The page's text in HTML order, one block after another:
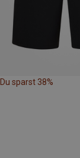
Du sparst 38%